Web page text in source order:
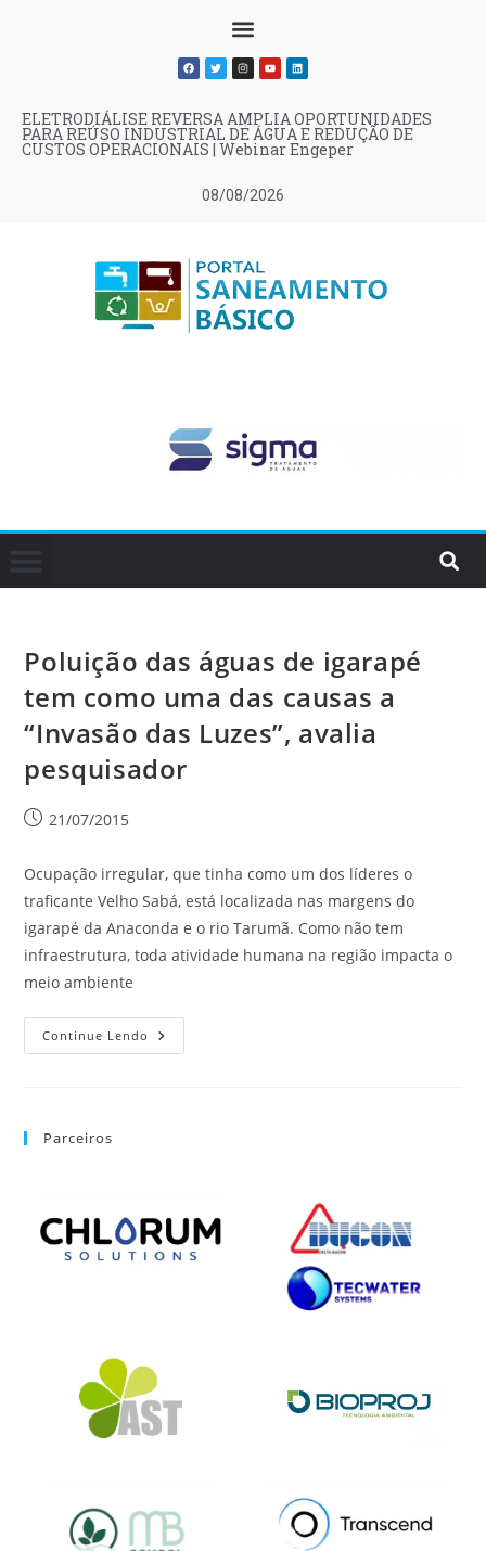
08/08/2026
ELETRODIÁLISE REVERSA AMPLIA OPORTUNIDADES
PARA REÚSO INDUSTRIAL DE ÁGUA E REDUÇÃO DE
CUSTOS OPERACIONAIS | Webinar Engeper
Poluição das águas de igarapé
tem como uma das causas a
“Invasão das Luzes”, avalia
pesquisador
21/07/2015
Ocupação irregular, que tinha como um dos líderes o
traficante Velho Sabá, está localizada nas margens do
igarapé da Anaconda e o rio Tarumã. Como não tem
infraestrutura, toda atividade humana na região impacta o
meio ambiente
Continue Lendo
Parceiros